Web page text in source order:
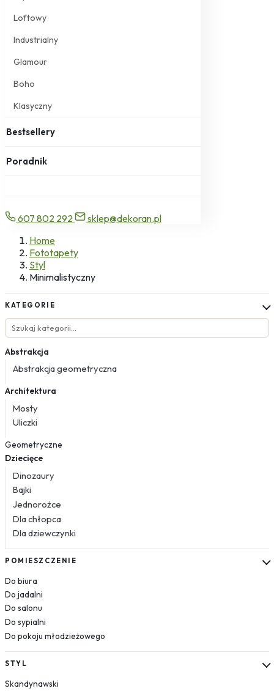
Loftowy
Industrialny
Glamour
Boho
Klasyczny
Bestsellery
Poradnik
607 802 292
sklep@dekoran.pl
Home
Fototapety
Styl
Minimalistyczny
KATEGORIE
Abstrakcja
Abstrakcja geometryczna
Architektura
Mosty
Uliczki
Geometryczne
Dziecięce
Dinozaury
Bajki
Jednorożce
Dla chłopca
Dla dziewczynki
Kosmos
Krajobrazy
Góry
Las
Plaża
Wodospad
Pustynia
Jezioro
POMIESZCZENIE
Do biura
Do jadalni
Do salonu
Do sypialni
Do pokoju młodzieżowego
STYL
Skandynawski